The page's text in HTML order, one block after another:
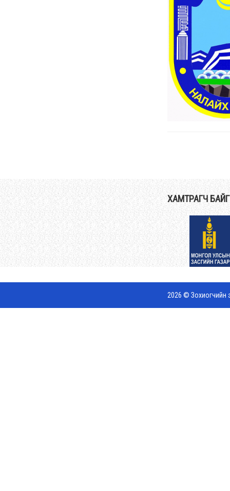
ХАМТРАГЧ
2026 © Зохиогчийн